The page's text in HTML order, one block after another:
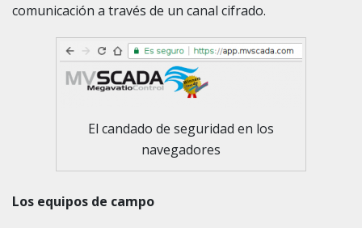
comunicación a través de un canal cifrado.
El candado de seguridad en los
navegadores
Los equipos de campo